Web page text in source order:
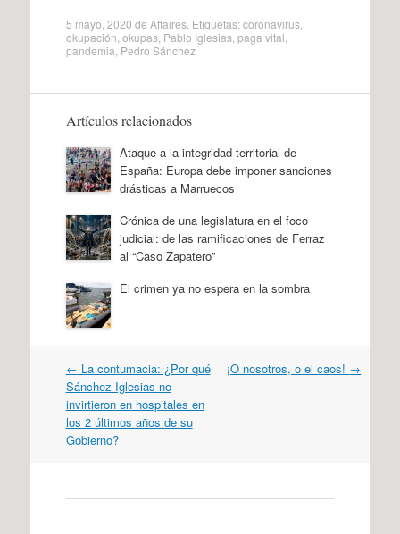
5 mayo, 2020 de Affaires. Etiquetas:coronavirus,
okupación okupas, Pablo Iglesias, paga vital
pandemia Pedro Sánchez
Artículos relacionados
Ataque a la integridad territorial de
España: Europa debe imponer sanciones
drásticas a Marruecos
Crónica de una legislatura en el foco
judicial: de las ramificaciones de Ferraz
al “Caso Zapatero”
El crimen ya no espera en la sombra
Navegación
por
artículos
← La contumacia: ¿Por qué
Sánchez-Iglesias no
invirtieron en hospitales en
los 2 últimos años de su
Gobierno?
¡O nosotros, o el caos! →